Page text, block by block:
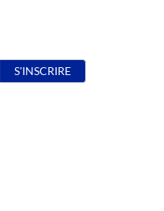
S'INSCRIRE